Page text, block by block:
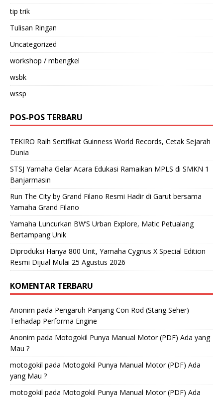
tip trik
Tulisan Ringan
Uncategorized
workshop / mbengkel
wsbk
wssp
POS-POS TERBARU
TEKIRO Raih Sertifikat Guinness World Records, Cetak Sejarah
Dunia
STSJ Yamaha Gelar Acara Edukasi Ramaikan MPLS di SMKN 1
Banjarmasin
Run The City by Grand Filano Resmi Hadir di Garut bersama
Yamaha Grand Filano
Yamaha Luncurkan BW’S Urban Explore, Matic Petualang
Bertampang Unik
Diproduksi Hanya 800 Unit, Yamaha Cygnus X Special Edition
Resmi Dijual Mulai 25 Agustus 2026
KOMENTAR TERBARU
Anonim pada Pengaruh Panjang Con Rod (Stang Seher)
Terhadap Performa Engine
Anonim pada Motogokil Punya Manual Motor (PDF) Ada yang
Mau ?
motogokil pada Motogokil Punya Manual Motor (PDF) Ada
yang Mau ?
motogokil pada Motogokil Punya Manual Motor (PDF) Ada